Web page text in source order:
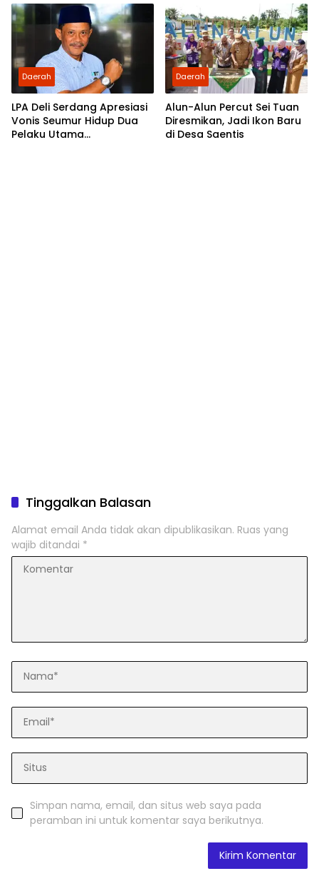
Bupati Palas Ambil Sikap
Daerah
LPA Deli Serdang Apresiasi
Vonis Seumur Hidup Dua
Pelaku Utama
Daerah
Alun-Alun Percut Sei Tuan
Diresmikan, Jadi Ikon Baru
di Desa Saentis
Tinggalkan Balasan
Alamat email Anda tidak akan dipublikasikan. Ruas yang
wajib ditandai *
Simpan nama, email, dan situs web saya pada
peramban ini untuk komentar saya berikutnya.